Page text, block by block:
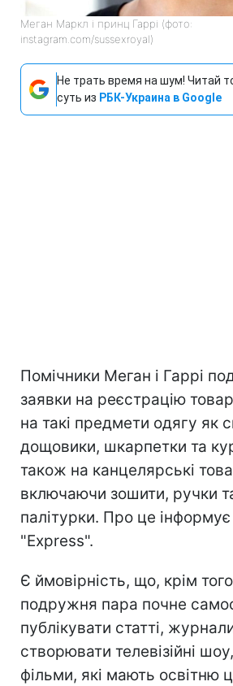
Меган Маркл і принц Гаррі (фото:
instagram.com/sussexroyal)
Не трать время на шум! Читай
суть из РБК-Украина в Google
Помічники Меган і Гаррі
заявки на реєстрацію
на такі предмети одягу як
дощовики, шкарпетки та
також на канцелярські
включаючи зошити, ручки
палітурки. Про це
"Express".
Є ймовірність, що, крім
подружня пара почне
публікувати статті,
створювати телевізійні
фільми, які мають освітню